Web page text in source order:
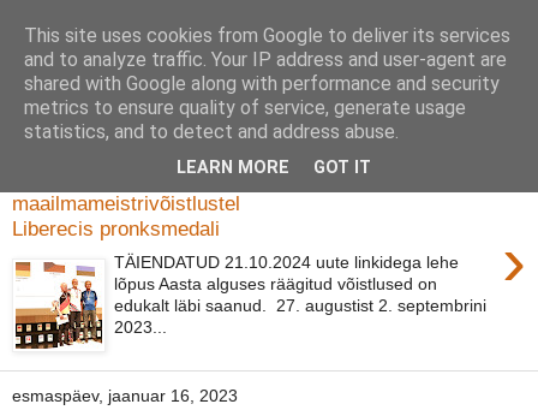
Eesti rebasejaht
neljapäev, september 21, 2023
Andres Talver teenis ARDF
maailmameistrivõistlustel
Liberecis pronksmedali
›
TÄIENDATUD 21.10.2024 uute linkidega lehe
lõpus Aasta alguses räägitud võistlused on
edukalt läbi saanud. 27. augustist 2. septembrini
2023...
esmaspäev, jaanuar 16, 2023
This site uses cookies from Google to deliver its services
and to analyze traffic. Your IP address and user-agent are
shared with Google along with performance and security
metrics to ensure quality of service, generate usage
statistics, and to detect and address abuse.
LEARN MORE GOT IT